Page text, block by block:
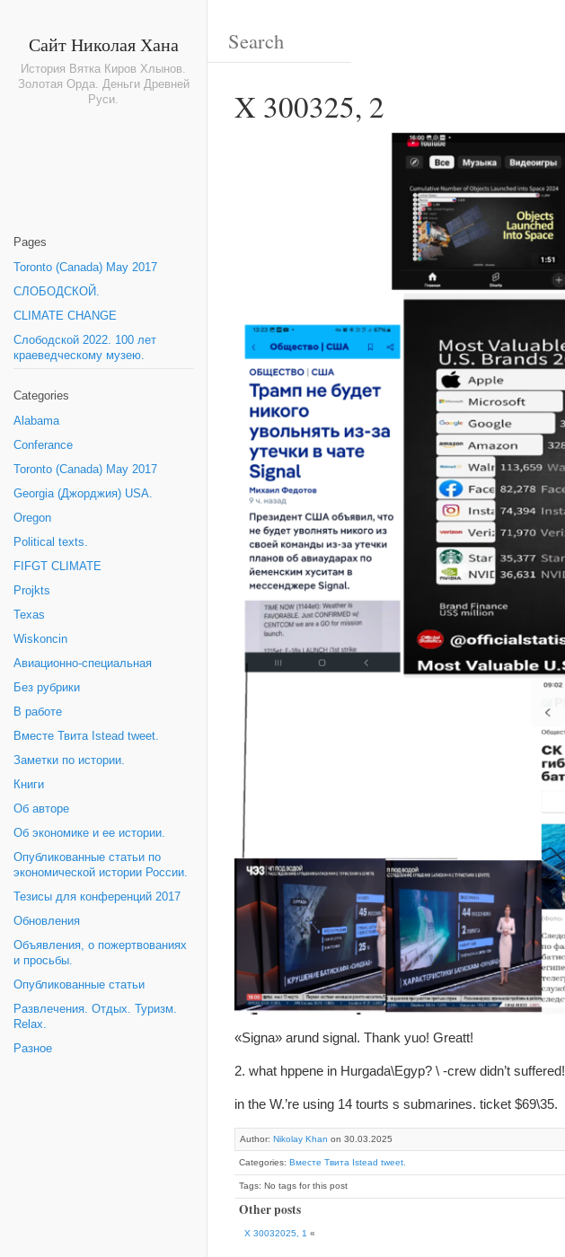
Сайт Николая Хана
История Вятка Киров Хлынов.
Золотая Орда. Деньги Древней
Руси.
Pages
Toronto (Canada) May 2017
СЛОБОДСКОЙ.
CLIMATE CHANGE
Слободской 2022. 100 лет
краеведческому музею.
Categories
Alabama
Conferance
Toronto (Canada) May 2017
Georgia (Джорджия) USA.
Oregon
Political texts.
FIFGT CLIMATE
Projkts
Texas
Wiskoncin
Авиационно-специальная
Без рубрики
В работе
Вместе Твита Istead tweet.
Заметки по истории.
Книги
Об авторе
Об экономике и ее истории.
Опубликованные статьи по
экономической истории России.
Тезисы для конференций 2017
Обновления
Объявления, о пожертвованиях
и просьбы.
Опубликованные статьи
Развлечения. Отдых. Туризм.
Relax.
Разное
X 300325, 2
«Signa» arund signal. Thank yuo! Greatt!
2. what hppene in Hurgada\Egyp? \ -crew didn’t suffered!
in the W.’re using 14 tourts s submarines. ticket $69\35.
Author: Nikolay Khan on 30.03.2025
Categories: Вместе Твита Istead tweet.
Tags: No tags for this post
Other posts
X 30032025, 1 «